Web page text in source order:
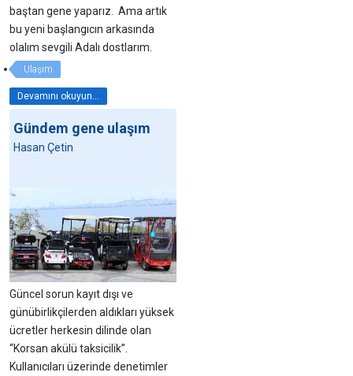
baştan gene yaparız. Ama artık
bu yeni başlangıcın arkasında
olalım sevgili Adalı dostlarım.
Ulaşım
Devamını okuyun...
Gündem gene ulaşım
Hasan Çetin
Güncel sorun kayıt dışı ve
günübirlikçilerden aldıkları yüksek
ücretler herkesin dilinde olan
“Korsan akülü taksicilik”.
Kullanıcıları üzerinde denetimler